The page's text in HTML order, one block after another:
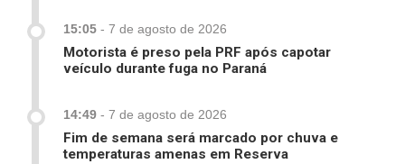
15:05 - 7 de agosto de 2026
Motorista é preso pela PRF após capotar
veículo durante fuga no Paraná
14:49 - 7 de agosto de 2026
Fim de semana será marcado por chuva e
temperaturas amenas em Reserva